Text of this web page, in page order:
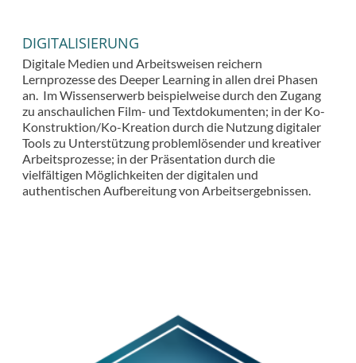
DIGITALISIERUNG
Digitale Medien und Arbeitsweisen reichern
Lernprozesse des Deeper Learning in allen drei Phasen
an. Im Wissenserwerb beispielweise durch den Zugang
zu anschaulichen Film- und Textdokumenten; in der Ko-
Konstruktion/Ko-Kreation durch die Nutzung digitaler
Tools zu Unterstützung problemlösender und kreativer
Arbeitsprozesse; in der Präsentation durch die
vielfältigen Möglichkeiten der digitalen und
authentischen Aufbereitung von Arbeitsergebnissen.